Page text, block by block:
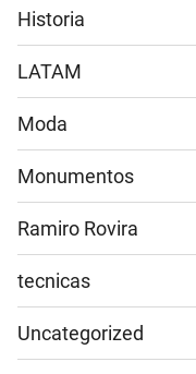
Historia
LATAM
Moda
Monumentos
Ramiro Rovira
tecnicas
Uncategorized